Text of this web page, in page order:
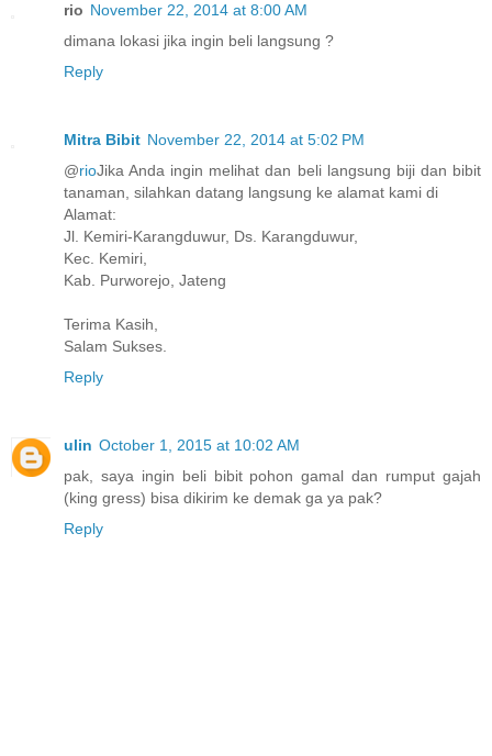
rio November 22, 2014 at 8:00 AM
dimana lokasi jika ingin beli langsung ?
Reply
Mitra Bibit November 22, 2014 at 5:02 PM
@rioJika Anda ingin melihat dan beli langsung biji dan bibit
tanaman, silahkan datang langsung ke alamat kami di
Alamat:
Jl. Kemiri-Karangduwur, Ds. Karangduwur,
Kec. Kemiri,
Kab. Purworejo, Jateng
Terima Kasih,
Salam Sukses.
Reply
ulin October 1, 2015 at 10:02 AM
pak, saya ingin beli bibit pohon gamal dan rumput gajah
(king gress) bisa dikirim ke demak ga ya pak?
Reply